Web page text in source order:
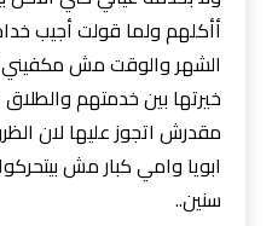
الشهر والوقت مش
خيرتها بين خدمتهم
مقدرش اتجوز عليها لان
سنين..